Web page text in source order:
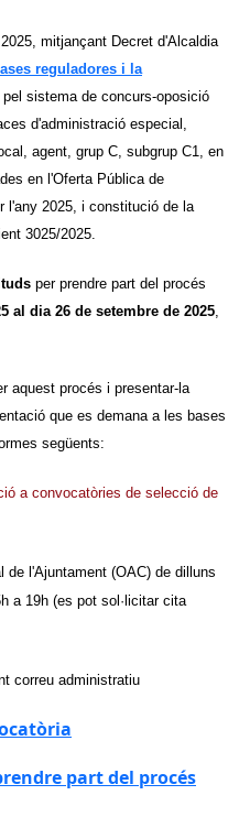
mitjançant Decret d'Alcaldia
reguladores i la
sistema de concurs-oposició
d'administració especial,
agent, grup C, subgrup C1, en
en l'Oferta Pública de
l'any 2025, i constitució de la
3025/2025.
per prendre part del procés
al dia 26 de setembre de 2025,
aquest procés i presentar-la
que es demana a les bases
següents:
a convocatòries de selecció de
de l'Ajuntament (OAC) de dilluns
a 19h (es pot sol·licitar cita
correu administratiu
part del procés